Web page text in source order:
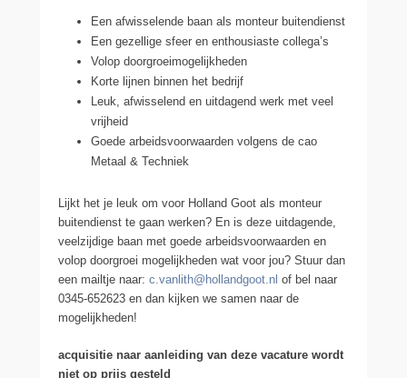
Een afwisselende baan als monteur buitendienst
Een gezellige sfeer en enthousiaste collega’s
Volop doorgroeimogelijkheden
Korte lijnen binnen het bedrijf
Leuk, afwisselend en uitdagend werk met veel
vrijheid
Goede arbeidsvoorwaarden volgens de cao
Metaal & Techniek
Lijkt het je leuk om voor Holland Goot als monteur
buitendienst te gaan werken? En is deze uitdagende,
veelzijdige baan met goede arbeidsvoorwaarden en
volop doorgroei mogelijkheden wat voor jou? Stuur dan
een mailtje naar: c.vanlith@hollandgoot.nl of bel naar
0345-652623 en dan kijken we samen naar de
mogelijkheden!
acquisitie naar aanleiding van deze vacature wordt
niet op prijs gesteld